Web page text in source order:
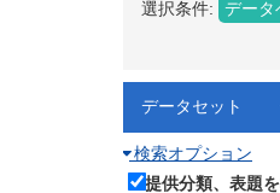
選択条件: データ
検索オプション
提供分類、表題